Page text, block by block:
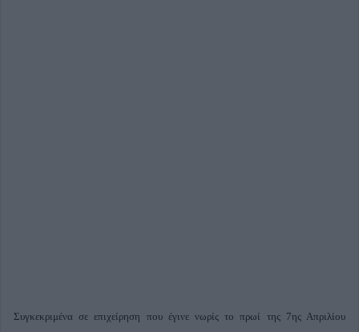
Συγκεκριμένα σε επιχείρηση που έγινε νωρίς το πρωί της 7ης Απριλίου